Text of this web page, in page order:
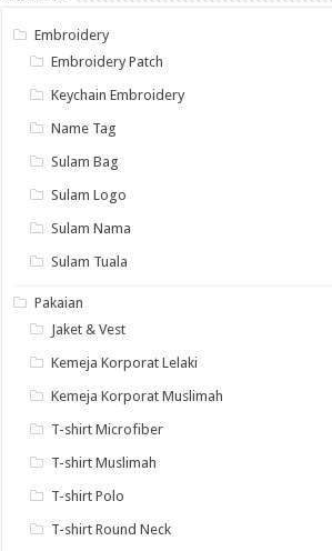
Embroidery
Embroidery Patch
Keychain Embroidery
Name Tag
Sulam Bag
Sulam Logo
Sulam Nama
Sulam Tuala
Pakaian
Jaket & Vest
Kemeja Korporat Lelaki
Kemeja Korporat Muslimah
T-shirt Microfiber
T-shirt Muslimah
T-shirt Polo
T-shirt Round Neck